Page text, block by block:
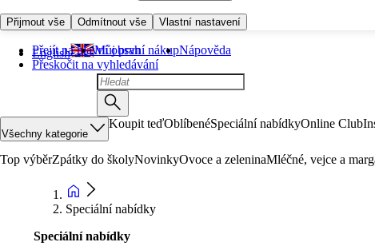
Přijmout vše Odmítnout vše Vlastní nastavení
Přejít na hlavní obsah
Přeskočit na vyhledávání
English Můj první nákupNápověda
Všechny kategorie
Koupit teďOblíbenéSpeciální nabídkyOnline Club
Top výběrZpátky do školyNovinkyOvoce a zeleninaMléčné, vejce a
Speciální nabídky
Speciální nabídky